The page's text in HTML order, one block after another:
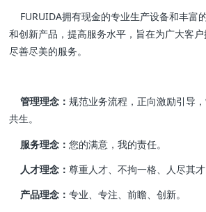
FURUIDA拥有现金的专业生产设备和丰富
和创新产品，提高服务水平，旨在为广大客
尽善尽美的服务。
管理理念 ：规范业务流程，正向激励引导
共生。
服务理念：您的满意，我的责任。
人才理念：尊重人才、不拘一格、人尽其才
产品理念：专业、专注、前瞻、创新。